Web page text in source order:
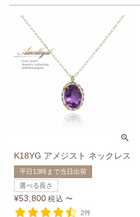
K18YG アメジスト ネックレス
平日13時まで当日出荷
選べる長さ
¥53,800 税込 〜
2件